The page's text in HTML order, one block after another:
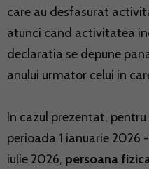
care au desfasurat
atunci cand activitatea
declaratia se depune
anului urmator celui in
In cazul prezentat,
perioada 1 ianuarie 2026
iulie 2026, persoana